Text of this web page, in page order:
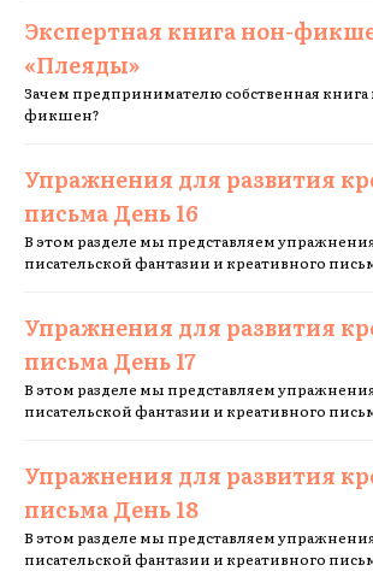
Экспертная книга нон-
«Плеяды»
Зачем предпринимателю собственная
фикшен?
Упражнения для развития
письма День 16
В этом разделе мы представляем
писательской фантазии и креативного
Упражнения для развития
письма День 17
В этом разделе мы представляем
писательской фантазии и креативного
Упражнения для развития
письма День 18
В этом разделе мы представляем
писательской фантазии и креативного